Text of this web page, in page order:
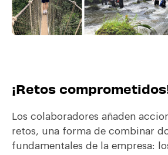
¡Retos
Los colaboradores añaden
retos, una forma de combinar
fundamentales de la empresa: